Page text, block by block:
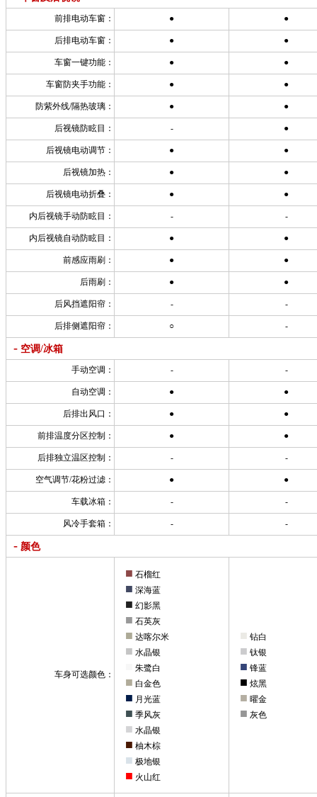
前排电动车窗： ● ●
后排电动车窗： ● ●
车窗一键功能： ● ●
车窗防夹手功能： ● ●
防紫外线/隔热玻璃： ● ●
后视镜防眩目： - ●
后视镜电动调节： ● ●
后视镜加热： ● ●
后视镜电动折叠： ● ●
内后视镜手动防眩目： - -
内后视镜自动防眩目： ● ●
前感应雨刷： ● ●
后雨刷： ● ●
后风挡遮阳帘： - -
后排侧遮阳帘： ○ -
- 空调/冰箱
手动空调： - -
自动空调： ● ●
后排出风口： ● ●
前排温度分区控制： ● ●
后排独立温区控制： - -
空气调节/花粉过滤： ● ●
车载冰箱： - -
风冷手套箱： - -
- 颜色
车身可选颜色：
■ 石榴红
■ 深海蓝
■ 幻影黑
■ 石英灰
■ 达喀尔米
■ 水晶银
朱鹭白
■ 白金色
■ 月光蓝
■ 季风灰
■ 水晶银
■ 柚木棕
■ 极地银
■ 火山红
■ 钻白
■ 钛银
■ 锋蓝
■ 炫黑
■ 曜金
■ 灰色